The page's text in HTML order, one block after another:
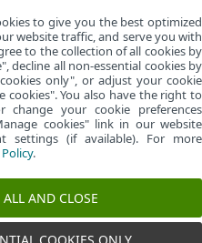
Cookies verwalten
to give you the best optimized
website traffic, and serve you with
to the collection of all cookies by
decline all non-essential cookies by
only", or adjust your cookie
cookies". You also have the right to
your cookie preferences
cookies" link in our website
settings (if available). For more
.
ALL AND CLOSE